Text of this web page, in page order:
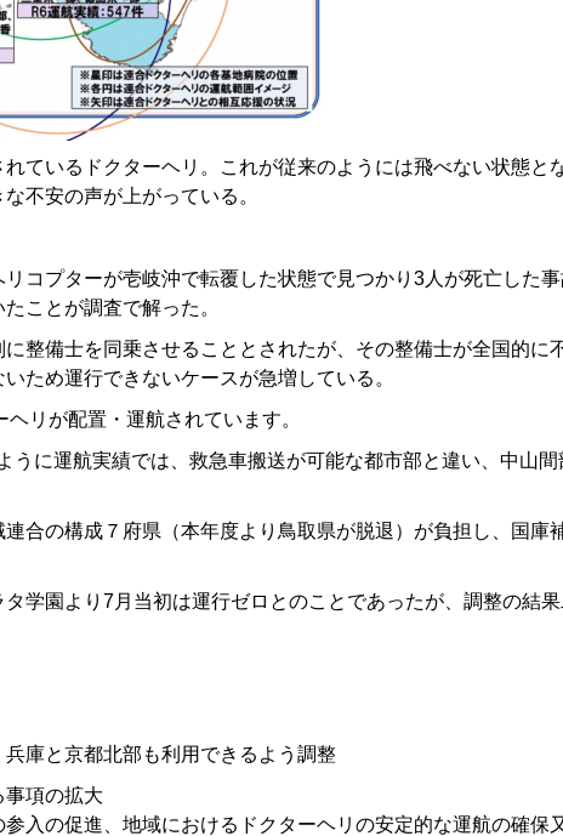
ているドクターヘリ。これが従来のようには飛べない状態と
不安の声が上がっている。
コプターが壱岐沖で転覆した状態で見つかり3人が死亡した
ことが調査で解った。
整備士を同乗させることとされたが、その整備士が全国的に
ため運行できないケースが急増している。
リが配置・運航されています。
うに運航実績では、救急車搬送が可能な都市部と違い、中山
合の構成７府県（本年度より鳥取県が脱退）が負担し、国庫
学園より7月当初は運行ゼロとのことであったが、調整の結
庫と京都北部も利用できるよう調整
事項の拡大
入の促進、地域におけるドクターヘリの安定的な運航の確保